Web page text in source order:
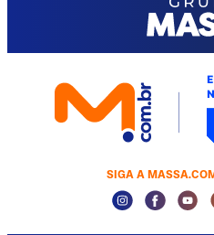
SIGA A
Instagram